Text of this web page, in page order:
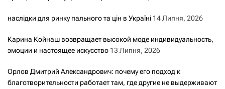
наслідки для ринку пального та цін в Україні 14 Липня, 2026
Карина Койнаш возвращает высокой моде индивидуальность,
эмоции и настоящее искусство 13 Липня, 2026
Орлов Дмитрий Александрович: почему его подход к
благотворительности работает там, где другие не выдерживают